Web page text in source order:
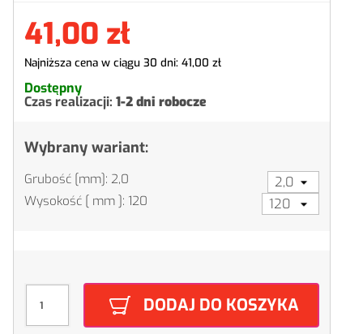
41,00 zł
Najniższa cena w ciągu 30 dni: 41,00 zł
Dostępny
Czas realizacji: 1-2 dni robocze
Wybrany wariant:
Grubość [mm]: 2,0
Wysokość [ mm ]: 120
DODAJ DO KOSZYKA